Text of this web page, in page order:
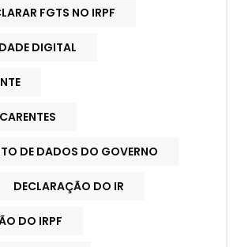
FGTS NO IRPF
DIGITAL
DE DADOS DO GOVERNO
DECLARAÇÃO DO IR
DO IRPF